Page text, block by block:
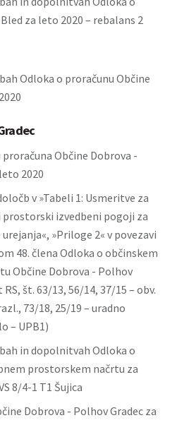
za leto 2020 – rebalans 2
Odloka o proračunu Občine
Občine Dobrova -
2020
v »Tabeli 1: Usmeritve za
izvedbeni pogoji za
»Priloge 2« v povezavi
48. člena Odloka o občinskem
Občine Dobrova - Polhov
št. 63/13, 56/14, 37/15 – obv.
73/18, 25/19 – uradno
– UPB1)
in dopolnitvah Odloka o
prostorskem načrtu za
8/4-1 T1 Šujica
Dobrova - Polhov Gradec za